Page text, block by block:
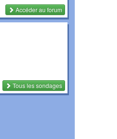
Accéder au forum
Tous les sondages